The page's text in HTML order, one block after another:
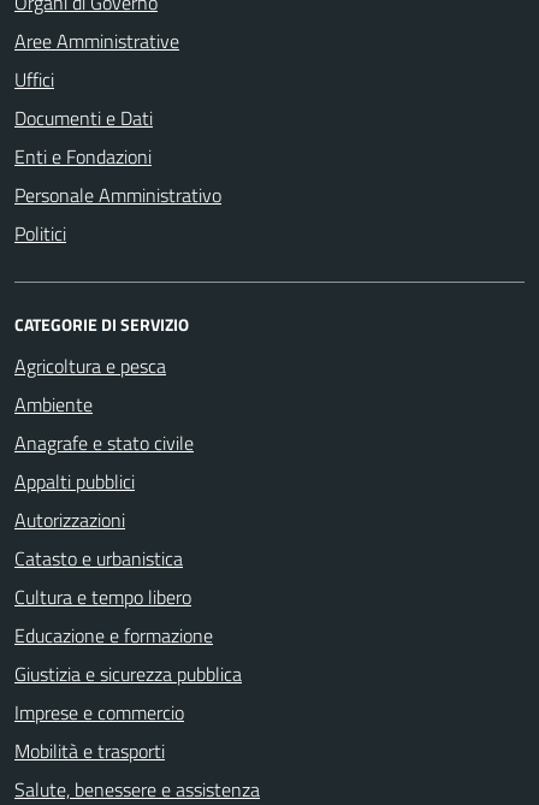
Aree Amministrative
Uffici
Documenti e Dati
Enti e Fondazioni
Personale Amministrativo
Politici
CATEGORIE DI SERVIZIO
Agricoltura e pesca
Ambiente
Anagrafe e stato civile
Appalti pubblici
Autorizzazioni
Catasto e urbanistica
Cultura e tempo libero
Educazione e formazione
Giustizia e sicurezza pubblica
Imprese e commercio
Mobilità e trasporti
Salute, benessere e assistenza